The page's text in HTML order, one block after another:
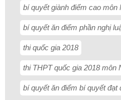
bí quyết giành điểm cao môn
bí quyết ăn điểm phần nghị
thi quốc gia 2018
thi THPT quốc gia 2018 môn
bí quyết ăn điểm bí quyết đạt